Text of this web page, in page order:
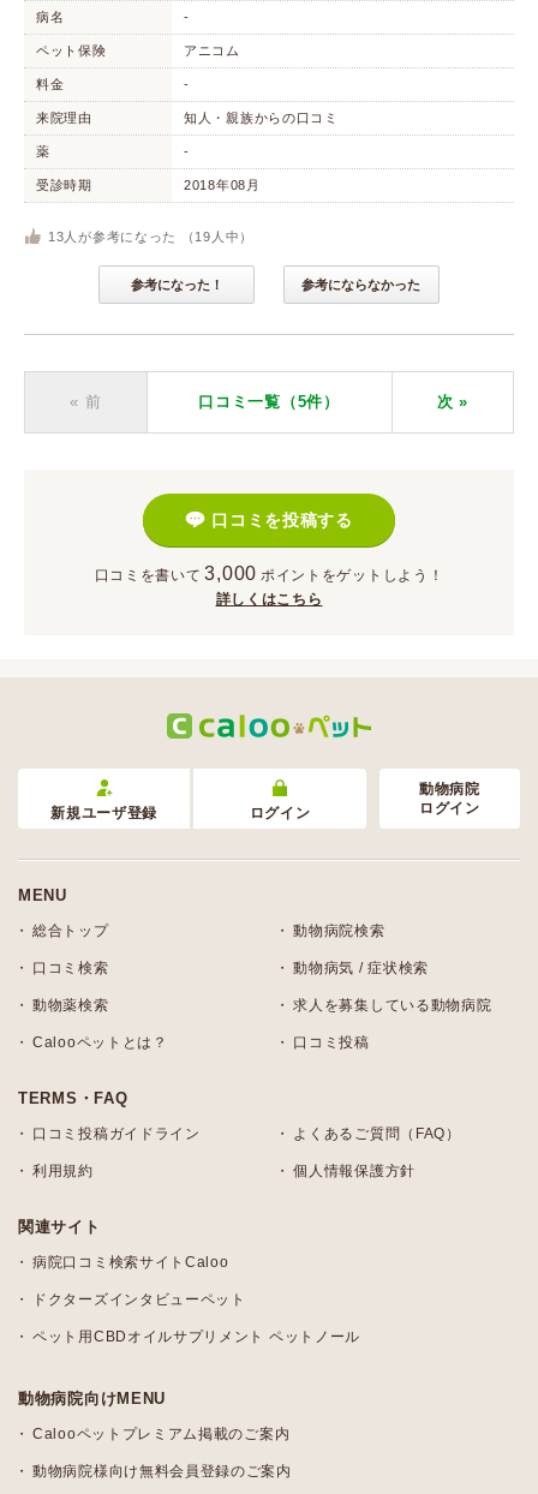
病名 -
ペット保険 アニコム
料金 -
来院理由 知人・親族からの口コミ
薬 -
受診時期 2018年08月
13 人が参考になった （ 19 人中）
参考になった！ 参考にならなかった
« 前 口コミ一覧（5件） 次 »
口コミを投稿する
口コミを書いて 3,000 ポイント をゲットしよう！
詳しくはこちら
新規ユーザ登録 ログイン
動物病院
ログイン
MENU
総合トップ 動物病院検索
口コミ検索 動物病気 / 症状検索
動物薬検索 求人を募集している動物病院
Calooペットとは？ 口コミ投稿
TERMS・FAQ
口コミ投稿ガイドライン よくあるご質問（FAQ）
利用規約 個人情報保護方針
関連サイト
病院口コミ検索サイトCaloo
ドクターズインタビューペット
ペット用CBDオイルサプリメント ペットノール
動物病院向けMENU
Calooペットプレミアム掲載のご案内
動物病院様向け無料会員登録のご案内